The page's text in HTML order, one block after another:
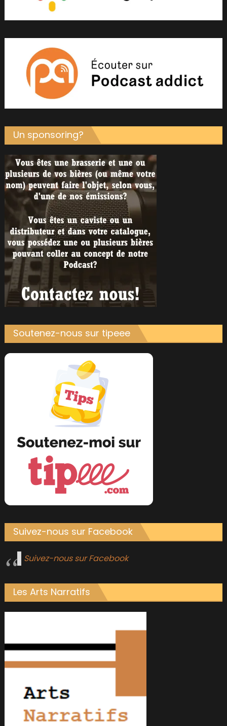
Un sponsoring?
Soutenez-nous sur tipeee
Suivez-nous sur Facebook
Suivez-nous sur Facebook
Les Arts Narratifs